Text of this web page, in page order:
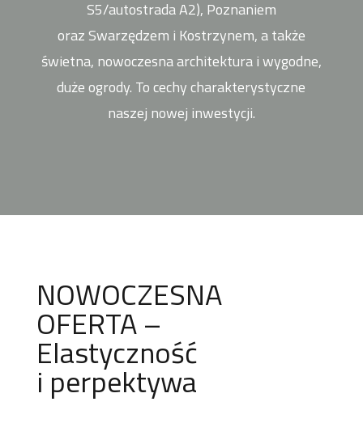
S5/autostrada A2), Poznaniem
oraz Swarzędzem i Kostrzynem, a także
świetna, nowoczesna architektura i wygodne,
duże ogrody. To cechy charakterystyczne
naszej nowej inwestycji.
NOWOCZESNA
OFERTA –
Elastyczność
i perpektywa